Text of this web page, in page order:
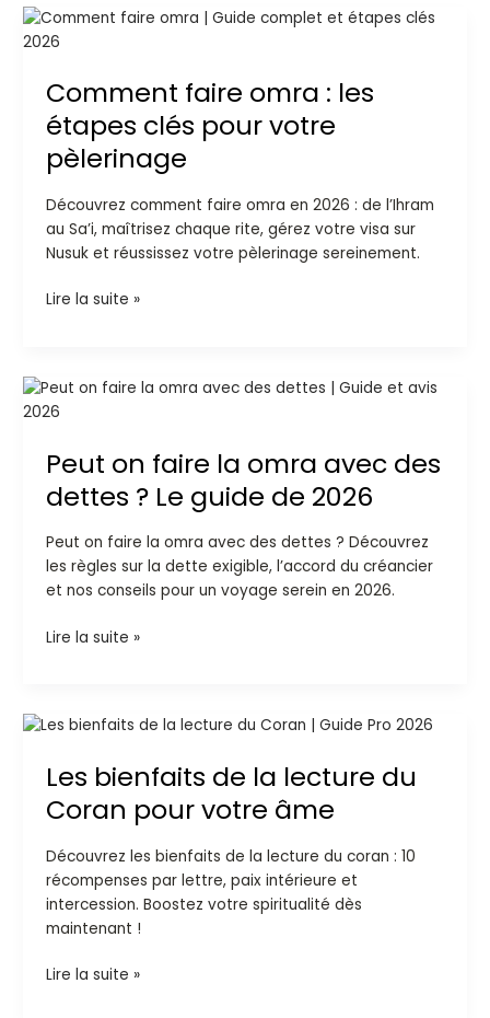
Comment faire omra : les
étapes clés pour votre
pèlerinage
Découvrez comment faire omra en 2026 : de l’Ihram
au Sa’i, maîtrisez chaque rite, gérez votre visa sur
Nusuk et réussissez votre pèlerinage sereinement.
Comment
faire
:
les
étapes
clés
votre
pèlerinage
Lire la suite »
Peut on faire la omra avec des
dettes ? Le guide de 2026
Peut on faire la omra avec des dettes ? Découvrez
les règles sur la dette exigible, l’accord du créancier
et nos conseils pour un voyage serein en 2026.
Peut
on
la
omra
avec
des
dettes
guide
Lire la suite »
Les bienfaits de la lecture du
Coran pour votre âme
Découvrez les bienfaits de la lecture du coran : 10
récompenses par lettre, paix intérieure et
intercession. Boostez votre spiritualité dès
maintenant !
Les
de
la
lecture
du
Coran
pour
votre
Lire la suite »